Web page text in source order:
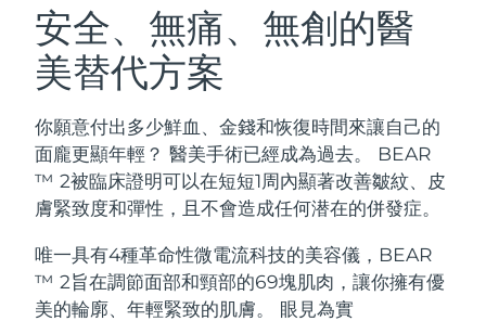
安全、無痛、無創的醫
美替代方案
你願意付出多少鮮血、金錢和恢復時間來讓自己的
面龐更顯年輕？ 醫美手術已經成為過去。 BEAR
™ 2被臨床證明可以在短短1周內顯著改善皺紋、皮
膚緊致度和彈性，且不會造成任何潜在的併發症。
唯一具有4種革命性微電流科技的美容儀，BEAR
™ 2旨在調節面部和頸部的69塊肌肉，讓你擁有優
美的輪廓、年輕緊致的肌膚。 眼見為實
LUNA™ 4 套裝
Anti-aging massage
LUNA™ 4 Plus
Massage, LED heating
BEAR™ 2 套裝
Microcurrent toning
BEAR™ 2 go
Microcurrent toning on-the-go
UFO™ 3 套裝
Deep facial hydration
issa™ 4
Hybrid silicone sonic toothbrush
FAQ™ 抗老護理
奧地利 預計送達日期8/9/26
巴林
比利時 預計送達日期 8/9/26
百慕達 預計送達日期8/15/26
波士尼亞與赫塞哥維納 預計送達日期8/12/26
汶萊 預計送達日期8/14/26
保加利亞 預計送達日期